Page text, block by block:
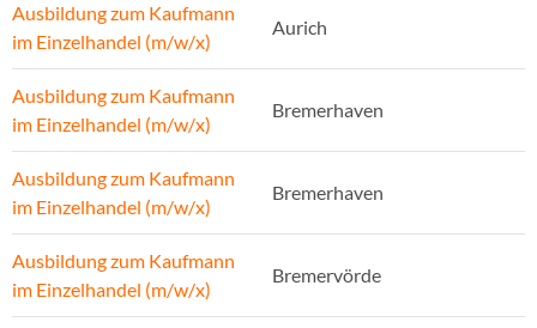
Ausbildung zum Kaufmann
im Einzelhandel (m/w/x)
Aurich
Ausbildung zum Kaufmann
im Einzelhandel (m/w/x)
Bremerhaven
Ausbildung zum Kaufmann
im Einzelhandel (m/w/x)
Bremerhaven
Ausbildung zum Kaufmann
im Einzelhandel (m/w/x)
Bremervörde